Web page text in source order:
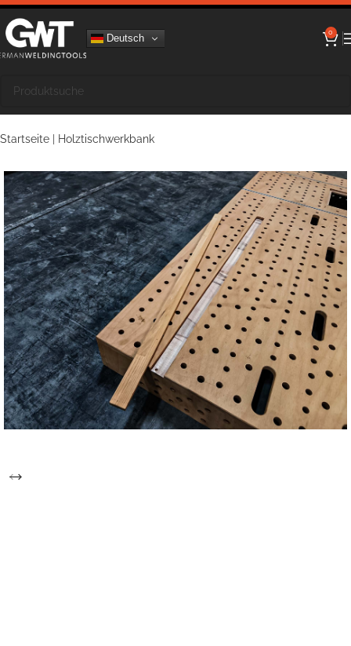
Deutsch 0
Startseite Holztischwerkbank